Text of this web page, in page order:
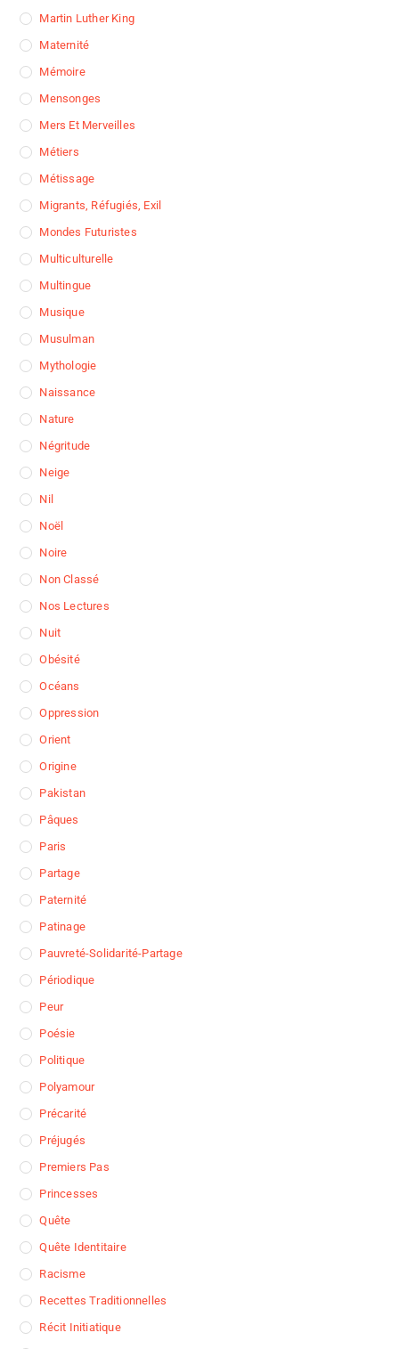
Martin Luther King
Maternité
Mémoire
Mensonges
Mers Et Merveilles
Métiers
Métissage
Migrants, Réfugiés, Exil
Mondes Futuristes
Multiculturelle
Multingue
Musique
Musulman
Mythologie
Naissance
Nature
Négritude
Neige
Nil
Noël
Noire
Non Classé
Nos Lectures
Nuit
Obésité
Océans
Oppression
Orient
Origine
Pakistan
Pâques
Paris
Partage
Paternité
Patinage
Pauvreté-Solidarité-Partage
Périodique
Peur
Poésie
Politique
Polyamour
Précarité
Préjugés
Premiers Pas
Princesses
Quête
Quête Identitaire
Racisme
Recettes Traditionnelles
Récit Initiatique